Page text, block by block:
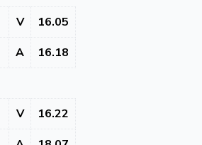
V
16.05
A
16.18
V
16.22